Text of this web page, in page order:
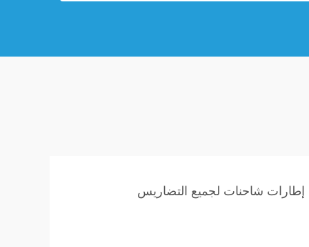
شاحنات لجميع التضاريس